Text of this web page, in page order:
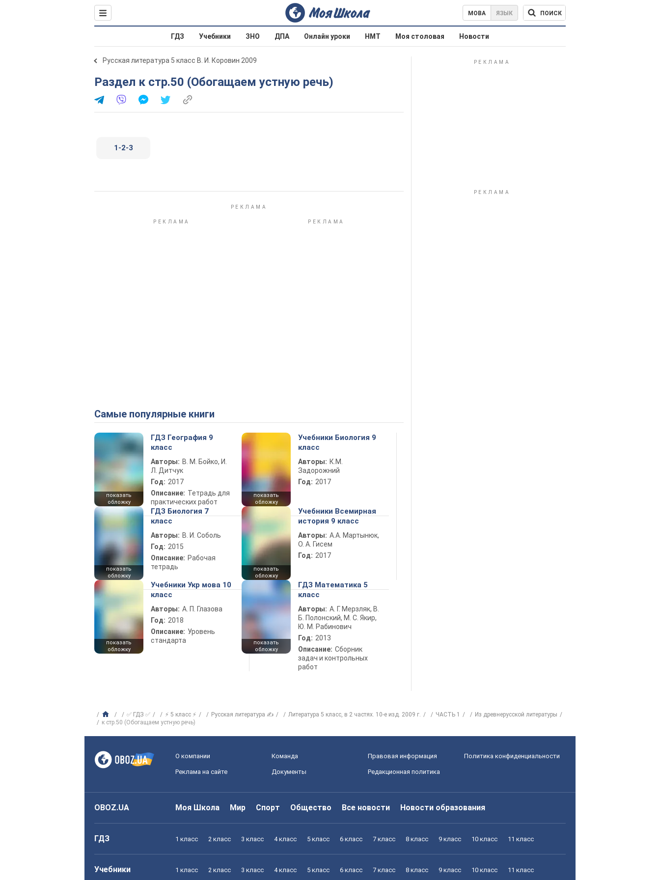
МОВА ЯЗЫК ПОИСК
ГДЗ Учебники ЗНО ДПА Онлайн уроки НМТ Моя столовая Новости
Русская литература 5 класс В. И. Коровин 2009
Раздел к стр.50 (Обогащаем устную речь)
1-2-3
Самые популярные книги
показать
обложку
ГДЗ География 9
класс
Авторы: В. М. Бойко, И.
Л. Дитчук
Год: 2017
Описание: Тетрадь для
практических работ
показать
обложку
Учебники Биология 9
класс
Авторы: К.М.
Задорожний
Год: 2017
показать
обложку
ГДЗ Биология 7
класс
Авторы: В. И. Соболь
Год: 2015
Описание: Рабочая
тетрадь
показать
обложку
Учебники Всемирная
история 9 класс
Авторы: А.А. Мартынюк,
О. А. Гисем
Год: 2017
показать
обложку
Учебники Укр мова 10
класс
Авторы: А. П. Глазова
Год: 2018
Описание: Уровень
стандарта
показать
обложку
ГДЗ Математика 5
класс
Авторы: А. Г. Мерзляк, В.
Б. Полонский, М. С. Якир,
Ю. М. Рабинович
Год: 2013
Описание: Сборник
задач и контрольных
работ
✅ ГДЗ ✅ ⚡ 5 класс ⚡ Русская литература ✍ Литература 5 класс, в 2 частях. 10-е изд. 2009 г. ЧАСТЬ 1
Из древнерусской литературы
к стр.50 (Обогащаем устную речь)
О компании Команда Правовая информация Политика конфиденциальности
Реклама на сайте Документы Редакционная политика
OBOZ.UA Моя Школа Мир Спорт Общество Все новости Новости образования
ГДЗ 1 класс 2 класс 3 класс 4 класс 5 класс 6 класс 7 класс 8 класс 9 класс 10 класс 11 класс
Учебники 1 класс 2 класс 3 класс 4 класс 5 класс 6 класс 7 класс 8 класс 9 класс 10 класс 11 класс